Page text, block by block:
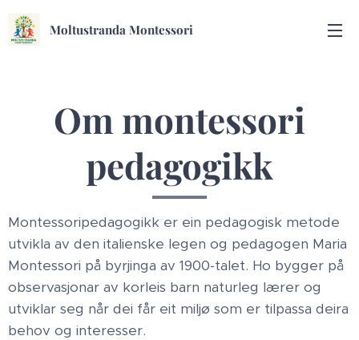
Moltustranda Montessori
Om montessori
pedagogikk
Montessoripedagogikk er ein pedagogisk metode
utvikla av den italienske legen og pedagogen Maria
Montessori på byrjinga av 1900-talet. Ho bygger på
observasjonar av korleis barn naturleg lærer og
utviklar seg når dei får eit miljø som er tilpassa deira
behov og interesser.